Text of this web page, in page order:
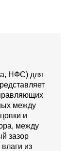
НФС) для
между
и
между
зазор
из